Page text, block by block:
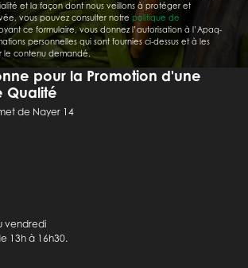
et la façon dont nous veillons à protéger et
vous pouvez consulter notre politique de
ce formulaire, vous donnez l’autorisation à l’Apaq-
personnelles qui sont fournies ci-dessus et à les
le contenu demandé.
pour la Promotion d'une
Qualité
de Nayer 14
vendredi
13h à 16h30.